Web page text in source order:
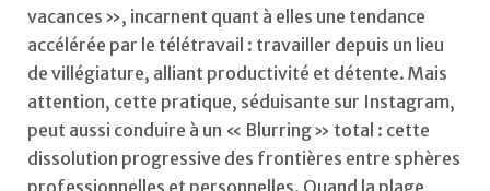
vacances », incarnent quant à elles une tendance
accélérée par le télétravail : travailler depuis un lieu
de villégiature, alliant productivité et détente. Mais
attention, cette pratique, séduisante sur Instagram,
peut aussi conduire à un « Blurring » total : cette
dissolution progressive des frontières entre sphères
professionnelles et personnelles. Quand la plage